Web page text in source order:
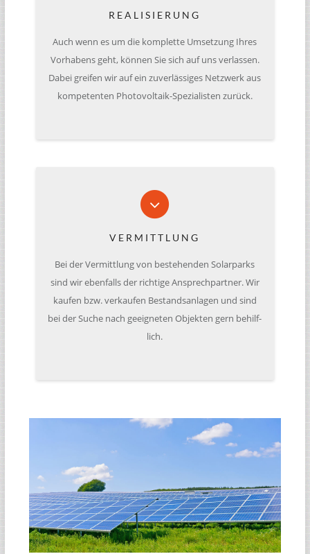
REALISIERUNG
Auch wenn es um die kom­plette Umset­zung Ihres
Vor­ha­bens geht, können Sie sich auf uns ver­las­sen.
Dabei grei­fen wir auf ein zuver­läs­si­ges Netz­werk aus
kom­pe­ten­ten Pho­to­vol­taik-Spe­zia­lis­ten zurück.
VERMITTLUNG
Bei der Ver­mitt­lung von bestehen­den Solar­parks
sind wir eben­falls der rich­tige Ansprech­part­ner. Wir
kaufen bzw. ver­kau­fen Bestands­an­la­gen und sind
bei der Suche nach geeig­ne­ten Objek­ten gern behilf­
lich.